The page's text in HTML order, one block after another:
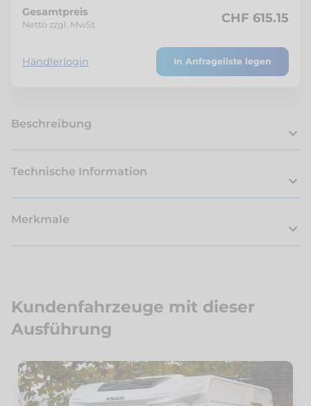
Gesamtpreis
Netto zzgl. MwSt. CHF 615.15
Händlerlogin In Anfrageliste legen
Beschreibung
Technische Information
Merkmale
Kundenfahrzeuge mit dieser
Ausführung